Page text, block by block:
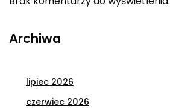
Archiwa
lipiec 2026
czerwiec 2026